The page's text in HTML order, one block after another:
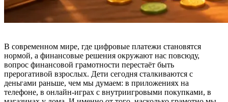
В современном мире, где цифровые платежи становятся
нормой, а финансовые решения окружают нас повсюду,
вопрос финансовой грамотности перестаёт быть
прерогативой взрослых. Дети сегодня сталкиваются с
деньгами раньше, чем мы думаем: в приложениях на
телефоне, в онлайн-играх с внутриигровыми покупками, в